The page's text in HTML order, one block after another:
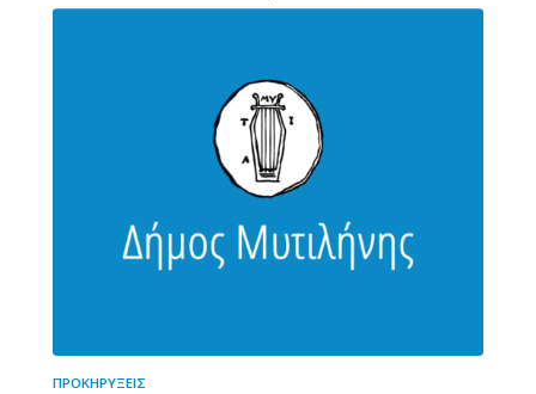
ΠΡΟΚΗΡΎΞΕΙΣ